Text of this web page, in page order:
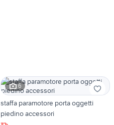
6
staffa paramotore porta oggetti
piedino accessori